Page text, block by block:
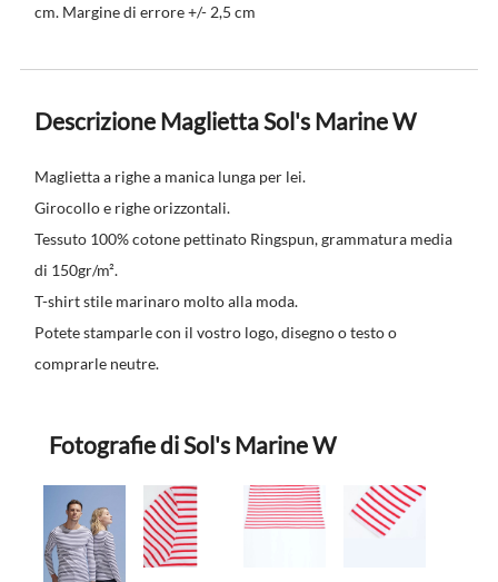
cm. Margine di errore +/- 2,5 cm
Descrizione Maglietta Sol's Marine W
Maglietta a righe a manica lunga per lei.
Girocollo e righe orizzontali.
Tessuto 100% cotone pettinato Ringspun, grammatura media
di 150gr/m².
T-shirt stile marinaro molto alla moda.
Potete stamparle con il vostro logo, disegno o testo o
comprarle neutre.
Fotografie di Sol's Marine W